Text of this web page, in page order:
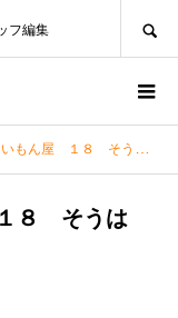
フ編集
ん屋 １８ そうはち」
８ そうは